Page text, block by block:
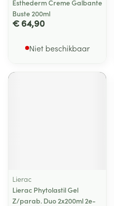
Esthederm Creme Galbante
Buste 200ml
€ 64,90
Niet beschikbaar
Lierac
Lierac Phytolastil Gel
Z/parab. Duo 2x200ml 2e-